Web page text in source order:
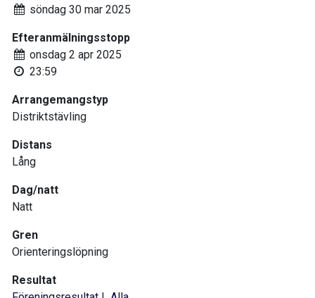
söndag 30 mar 2025
Efteranmälningsstopp
onsdag 2 apr 2025
23:59
Arrangemangstyp
Distriktstävling
Distans
Lång
Dag/natt
Natt
Gren
Orienteringslöpning
Resultat